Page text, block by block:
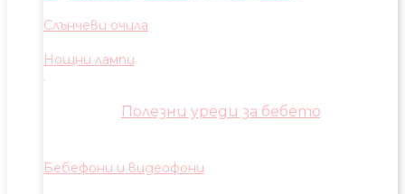
Слънчеви очила
Нощни лампи
Полезни уреди за бебето
Бебефони и видеофони